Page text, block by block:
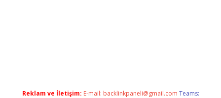
Reklam ve İletişim: E-mail: backlinkpaneli@gmail.com Teams: